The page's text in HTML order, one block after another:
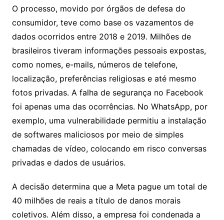
O processo, movido por órgãos de defesa do
consumidor, teve como base os vazamentos de
dados ocorridos entre 2018 e 2019. Milhões de
brasileiros tiveram informações pessoais expostas,
como nomes, e-mails, números de telefone,
localização, preferências religiosas e até mesmo
fotos privadas. A falha de segurança no Facebook
foi apenas uma das ocorrências. No WhatsApp, por
exemplo, uma vulnerabilidade permitiu a instalação
de softwares maliciosos por meio de simples
chamadas de vídeo, colocando em risco conversas
privadas e dados de usuários.
A decisão determina que a Meta pague um total de
40 milhões de reais a título de danos morais
coletivos. Além disso, a empresa foi condenada a